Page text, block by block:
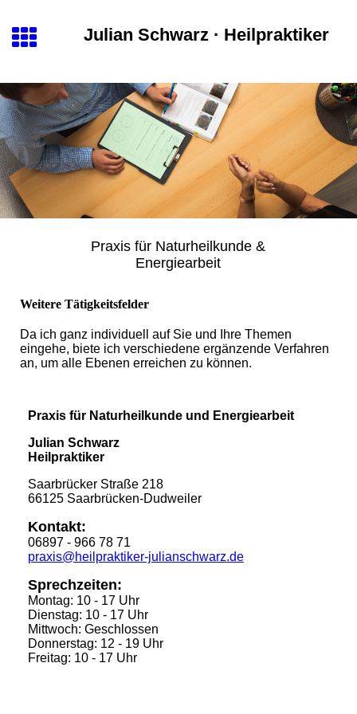
Julian Schwarz · Heilpraktiker
Praxis für Naturheilkunde &
Energiearbeit
Weitere Tätigkeitsfelder
Da ich ganz individuell auf Sie und Ihre Themen
eingehe, biete ich verschiedene ergänzende Verfahren
an, um alle Ebenen erreichen zu können.
Praxis für Naturheilkunde und Energiearbeit
Julian Schwarz
Heilpraktiker
Saarbrücker Straße 218
66125 Saarbrücken-Dudweiler
Kontakt:
06897 - 966 78 71
praxis@heilpraktiker-julianschwarz.de
Sprechzeiten:
Montag: 10 - 17 Uhr
Dienstag: 10 - 17 Uhr
Mittwoch: Geschlossen
Donnerstag: 12 - 19 Uhr
Freitag: 10 - 17 Uhr